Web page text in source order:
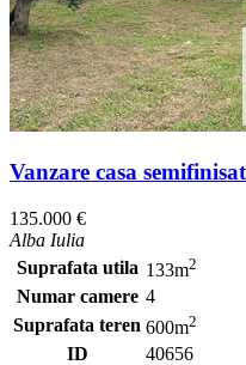
Vanzare casa
135.000 €
Alba Iulia
Suprafata utila 133m2
Numar camere 4
Suprafata teren 600m2
ID
40656